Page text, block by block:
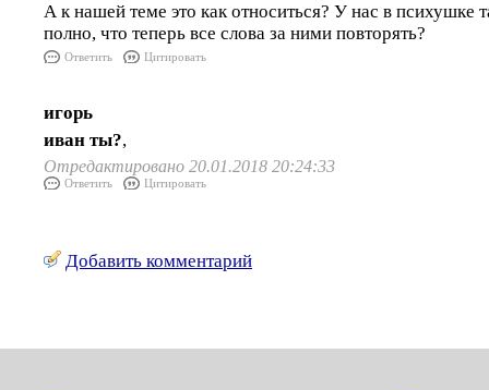
А к нашей теме это как относиться? У нас в психушке
полно, что теперь все слова за ними повторять?
Ответить Цитировать
игорь
иван ты?,
Отредактировано 20.01.2018 20:24:33
Ответить Цитировать
Добавить комментарий